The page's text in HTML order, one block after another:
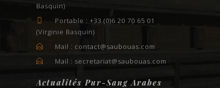
Basquin)
 Portable : +33 (0)6 20 70 65 01
(Virginie Basquin)
 Mail : contact@saubouas.com
 Mail : secretariat@saubouas.com
Actualités Pur-Sang Arabes